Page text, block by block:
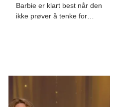
Barbie er klart best når den
ikke prøver å tenke for…